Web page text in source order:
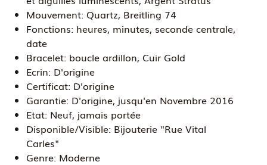
Mouvement: Quartz, Breitling 74
Fonctions: heures, minutes, seconde centrale,
date
Bracelet: boucle ardillon, Cuir Gold
Ecrin: D'origine
Certificat: D'origine
Garantie: D'origine, jusqu'en Novembre 2016
Etat: Neuf, jamais portée
Disponible/Visible: Bijouterie "Rue Vital
Carles"
Genre: Moderne